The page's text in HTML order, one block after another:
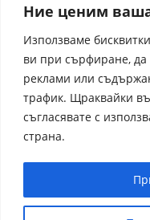
Ние ценим
Използваме
ви при сърфиране, да
реклами или
трафик. Щраквайки
съгласявате с
страна.